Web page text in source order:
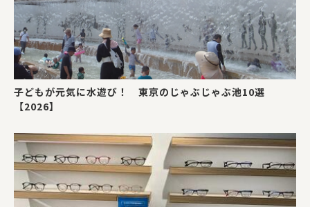
子どもが元気に水遊び！ 東京のじゃぶじゃぶ池10選
【2026】